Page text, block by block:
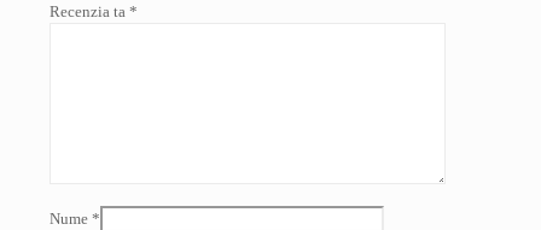
Recenzia ta *
Nume *